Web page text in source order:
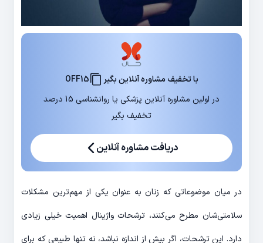
با تخفیف مشاوره آنلاین بگیر
OFF15
در اولین مشاوره آنلاین پزشکی یا روانشناسی 15 درصد
تخفیف بگیر
دریافت مشاوره آنلاین
در میان موضوعاتی که زنان به عنوان یکی از مهم‌ترین مشکلات
سلامتی‌شان مطرح می‌کنند، ترشحات واژینال اهمیت خیلی زیادی
دارد. این ترشحات، اگر بیش از اندازه نباشد، نه تنها طبیعی که برای